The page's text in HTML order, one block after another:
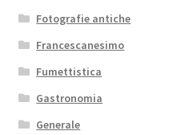
Fotografie antiche
Francescanesimo
Fumettistica
Gastronomia
Generale